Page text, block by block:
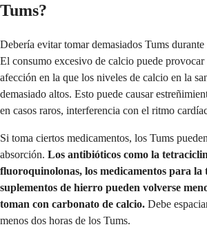
Tums?
Debería evitar tomar demasiados Tums
El consumo excesivo de calcio puede provocar
afección en la que los niveles de calcio en la
demasiado altos. Esto puede causar
en casos raros, interferencia con el ritmo
Si toma ciertos medicamentos, los Tums
absorción. Los antibióticos como la
fluoroquinolonas, los medicamentos para la
suplementos de hierro pueden volverse
toman con carbonato de calcio. Debe
menos dos horas de los Tums.